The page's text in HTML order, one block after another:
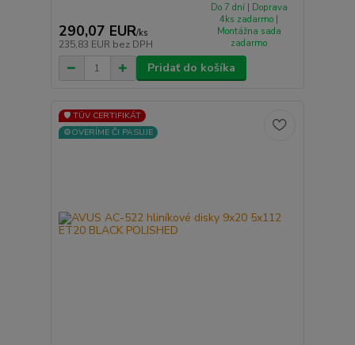
290,07 EUR/ks
235,83 EUR bez DPH
Do 7 dní | Doprava
4ks zadarmo |
Montážna sada
zadarmo
Pridať do košíka
🛡️ TÜV CERTIFIKÁT
⚙️OVERÍME ČI PASUJE